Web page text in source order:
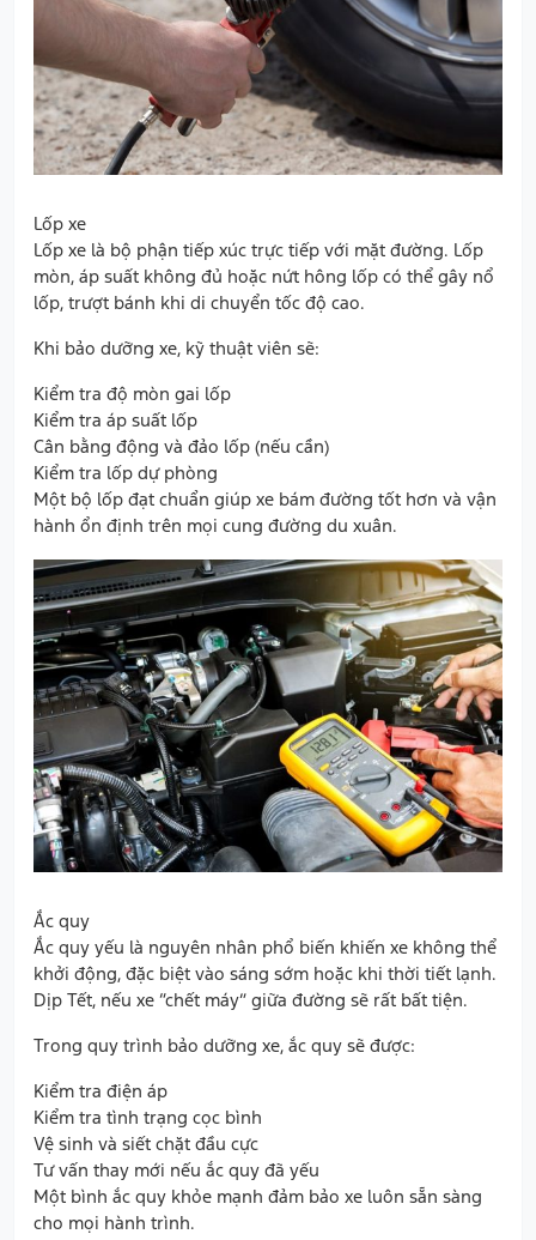
Lốp xe
Lốp xe là bộ phận tiếp xúc trực tiếp với mặt đường. Lốp
mòn, áp suất không đủ hoặc nứt hông lốp có thể gây nổ
lốp, trượt bánh khi di chuyển tốc độ cao.
Khi bảo dưỡng xe, kỹ thuật viên sẽ:
Kiểm tra độ mòn gai lốp
Kiểm tra áp suất lốp
Cân bằng động và đảo lốp (nếu cần)
Kiểm tra lốp dự phòng
Một bộ lốp đạt chuẩn giúp xe bám đường tốt hơn và vận
hành ổn định trên mọi cung đường du xuân.
Ắc quy
Ắc quy yếu là nguyên nhân phổ biến khiến xe không thể
khởi động, đặc biệt vào sáng sớm hoặc khi thời tiết lạnh.
Dịp Tết, nếu xe “chết máy” giữa đường sẽ rất bất tiện.
Trong quy trình bảo dưỡng xe, ắc quy sẽ được:
Kiểm tra điện áp
Kiểm tra tình trạng cọc bình
Vệ sinh và siết chặt đầu cực
Tư vấn thay mới nếu ắc quy đã yếu
Một bình ắc quy khỏe mạnh đảm bảo xe luôn sẵn sàng
cho mọi hành trình.